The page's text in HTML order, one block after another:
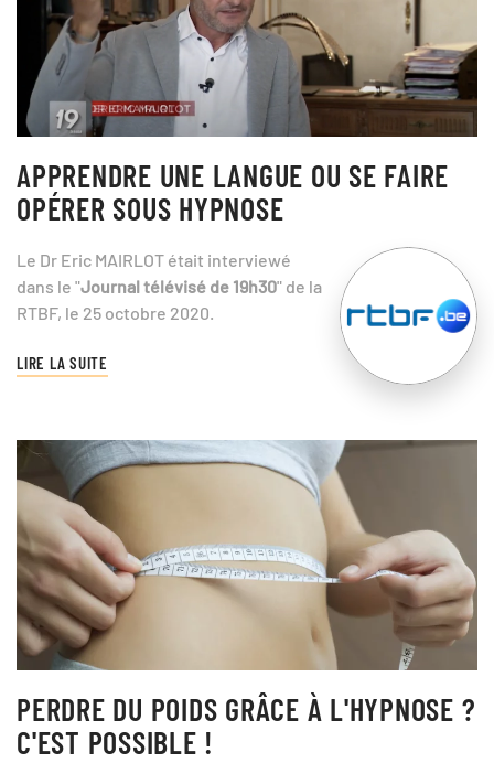
APPRENDRE UNE LANGUE OU SE FAIRE
OPÉRER SOUS HYPNOSE
Le Dr Eric MAIRLOT était interviewé
dans le "Journal télévisé de 19h30" de la
RTBF, le 25 octobre 2020.
LIRE LA SUITE
PERDRE DU POIDS GRÂCE À L'HYPNOSE ?
C'EST POSSIBLE !